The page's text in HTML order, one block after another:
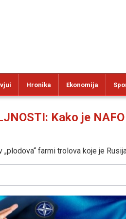
Hronika Ekonomija
Kako je
farmi trolova koje je